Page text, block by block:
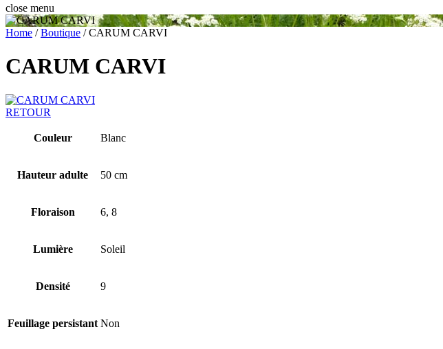
close menu
Home / Boutique / CARUM CARVI
CARUM CARVI
RETOUR
Couleur Blanc
Hauteur adulte 50 cm
Floraison 6, 8
Lumière Soleil
Densité 9
Feuillage persistant Non